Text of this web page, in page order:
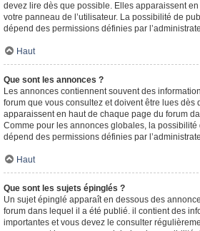
devez lire dès que possible. Elles apparaissent
votre panneau de l’utilisateur. La possibilité de
dépend des permissions définies par
Haut
Que sont les annonces ?
Les annonces contiennent souvent des
forum que vous consultez et doivent être lues dès
apparaissent en haut de chaque page du forum
Comme pour les annonces globales, la
dépend des permissions définies par
Haut
Que sont les sujets épinglés ?
Un sujet épinglé apparaît en dessous des
forum dans lequel il a été publié. il contient des
importantes et vous devez le consulter